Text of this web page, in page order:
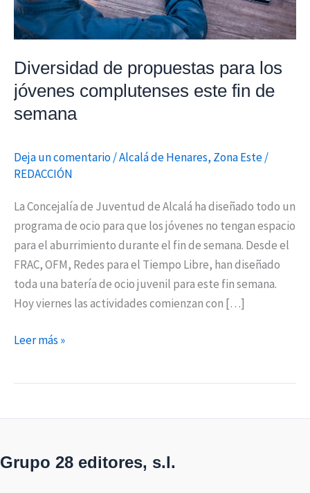
Diversidad de propuestas para los
jóvenes complutenses este fin de
semana
Deja un comentario/Alcalá de Henares, Zona Este/
REDACCIÓN
La Concejalía de Juventud de Alcalá ha diseñado todo un
programa de ocio para que los jóvenes no tengan espacio
para el aburrimiento durante el fin de semana. Desde el
FRAC, OFM, Redes para el Tiempo Libre, han diseñado
toda una batería de ocio juvenil para este fin semana.
Hoy viernes las actividades comienzan con […]
fin
de
Leer más »
Grupo 28 editores, s.l.